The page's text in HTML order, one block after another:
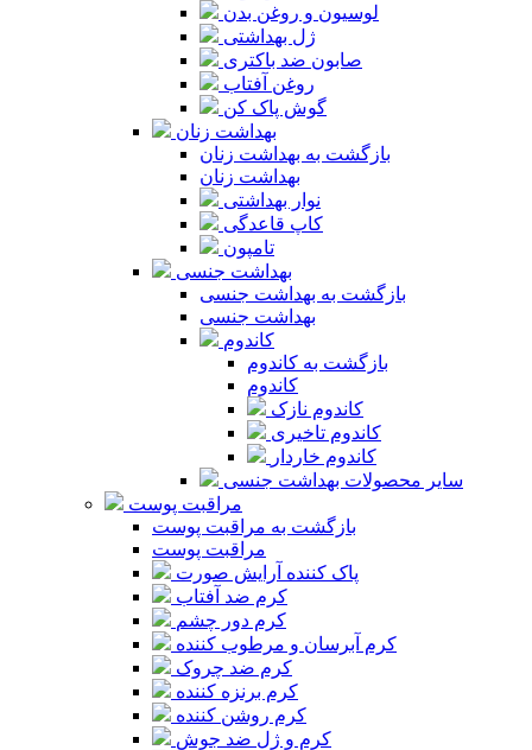
لوسیون و روغن بدن
ژل بهداشتی
صابون ضد باکتری
روغن آفتاب
گوش پاک کن
بهداشت زنان
بازگشت به بهداشت زنان
بهداشت زنان
نوار بهداشتی
کاپ قاعدگی
تامپون
بهداشت جنسی
بازگشت به بهداشت جنسی
بهداشت جنسی
کاندوم
بازگشت به کاندوم
کاندوم
کاندوم نازک
کاندوم تاخیری
کاندوم خاردار
سایر محصولات بهداشت جنسی
مراقبت پوست
بازگشت به مراقبت پوست
مراقبت پوست
پاک کننده آرایش صورت
کرم ضد آفتاب
کرم دور چشم
کرم آبرسان و مرطوب کننده
کرم ضد چروک
کرم برنزه کننده
کرم روشن کننده
کرم و ژل ضد جوش